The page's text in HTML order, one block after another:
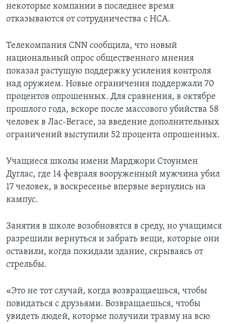
некоторые компании в последнее время
отказываются от сотрудничества с НСА.
Телекомпания CNN сообщила, что новый
национальный опрос общественного мнения
показал растущую поддержку усиления контроля
над оружием. Новые ограничения поддержали 70
процентов опрошенных. Для сравнения, в октябре
прошлого года, вскоре после массового убийства 58
человек в Лас-Вегасе, за введение дополнительных
ограничений выступили 52 процента опрошенных.
Учащиеся школы имени Марджори Стоунмен
Дуглас, где 14 февраля вооруженный мужчина убил
17 человек, в воскресенье впервые вернулись на
кампус.
Занятия в школе возобновятся в среду, но учащимся
разрешили вернуться и забрать вещи, которые они
оставили, когда покидали здание, скрываясь от
стрельбы.
«Это не тот случай, когда возвращаешься, чтобы
повидаться с друзьями. Возвращаешься, чтобы
увидеть людей, которые получили травму на всю